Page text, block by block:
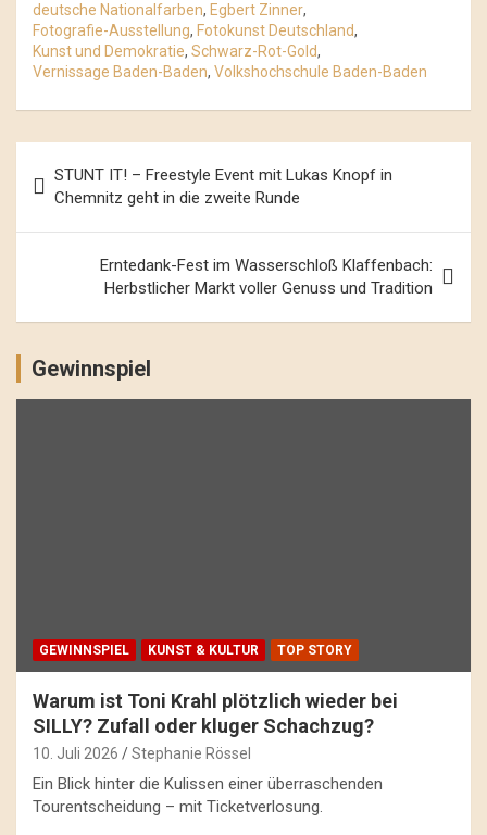
deutsche Nationalfarben, Egbert Zinner,
Fotografie-Ausstellung, Fotokunst Deutschland,
Kunst und Demokratie, Schwarz-Rot-Gold,
Vernissage Baden-Baden, Volkshochschule Baden-Baden
Navigation
STUNT IT! – Freestyle Event mit Lukas Knopf in
Chemnitz geht in die zweite Runde
Erntedank-Fest im Wasserschloß Klaffenbach:
Herbstlicher Markt voller Genuss und Tradition
Gewinnspiel
GEWINNSPIEL KUNST & KULTUR TOP STORY
Warum ist Toni Krahl plötzlich wieder bei
SILLY? Zufall oder kluger Schachzug?
10. Juli 2026 Stephanie Rössel
Ein Blick hinter die Kulissen einer überraschenden
Tourentscheidung – mit Ticketverlosung.